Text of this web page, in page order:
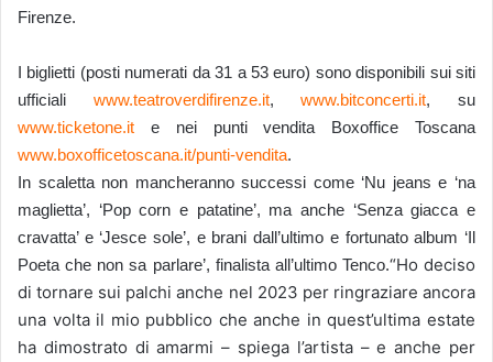
Firenze.
I biglietti (posti numerati da 31 a 53 euro) sono disponibili sui siti
ufficiali www.teatroverdifirenze.it,www.bitconcerti.it, su
www.ticketone.it e nei punti vendita Boxoffice Toscana
www.boxofficetoscana.it/punti-vendita.
In scaletta non mancheranno successi come ‘Nu jeans e ‘na
maglietta’, ‘Pop corn e patatine’, ma anche ‘Senza giacca e
cravatta’ e ‘Jesce sole’, e brani dall’ultimo e fortunato album ‘Il
Poeta che non sa parlare’, finalista all’ultimo Tenco.“Ho deciso
di tornare sui palchi anche nel 2023 per ringraziare ancora
una volta il mio pubblico che anche in quest’ultima estate
ha dimostrato di amarmi – spiega l’artista – e anche per